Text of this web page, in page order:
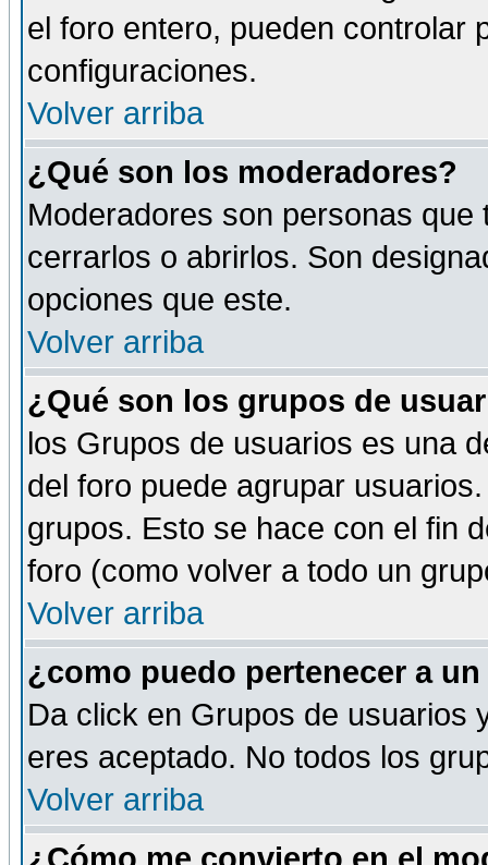
el foro entero, pueden controlar
configuraciones.
Volver arriba
¿Qué son los moderadores?
Moderadores son personas
cerrarlos o abrirlos. Son
opciones que este.
Volver arriba
¿Qué son los grupos de
los Grupos de usuarios es una
del foro puede agrupar
grupos. Esto se hace con el fin
foro (como volver a todo un
Volver arriba
¿como puedo pertenecer a
Da click en Grupos de usuarios
eres aceptado. No todos los
Volver arriba